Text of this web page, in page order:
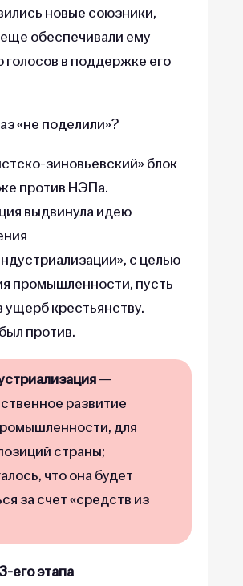
новые союзники,
обеспечивали ему
голосов в поддержке его
«не поделили»?
зиновьевский» блок
против НЭПа.
выдвинула идею
с целью
промышленности, пусть
ущерб крестьянству.
против.
—
развитие
для
страны;
что она будет
за счет «средств из
его этапа